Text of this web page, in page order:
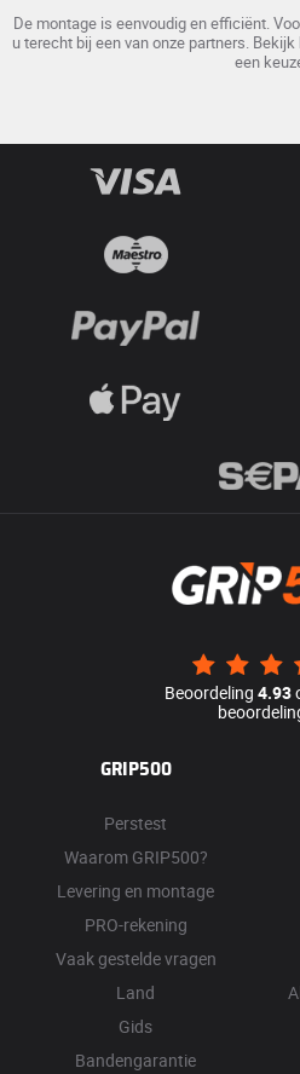
De montage is eenvoudig en efficiënt.
u terecht bij een van onze partners.
een
Beoordeling 4.93
GRIP500
Perstest
Waarom GRIP500?
Levering en montage
PRO-rekening
Vaak gestelde vragen
Land
Gids
Bandengarantie